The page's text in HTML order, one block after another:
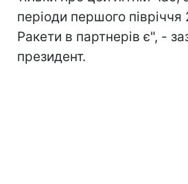
періоди першого
Ракети в партнерів є", -
президент.